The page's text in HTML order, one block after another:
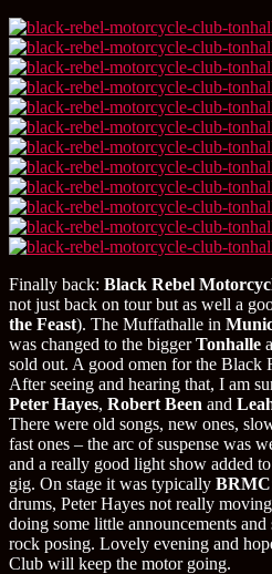
Finally back: Black Rebel
not just back on tour but as well a
the Feast). The Muffathalle in
was changed to the biggerTonhalle
sold out. A good omen for the Black
After seeing and hearing that, I am
Peter Hayes, Robert Been and
There were old songs, new ones,
fast ones – the arc of suspense was
and a really good light show added
gig. On stage it was typically BRMC
drums, Peter Hayes not really
doing some little announcements
rock posing. Lovely evening and
Club will keep the motor going.